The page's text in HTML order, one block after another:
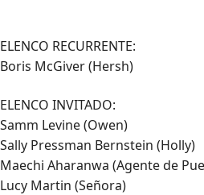
ELENCO RECURRENTE:
Boris McGiver (Hersh)
ELENCO INVITADO:
Samm Levine (Owen)
Sally Pressman Bernstein (Holly)
Maechi Aharanwa (Agente de
Lucy Martin (Señora)